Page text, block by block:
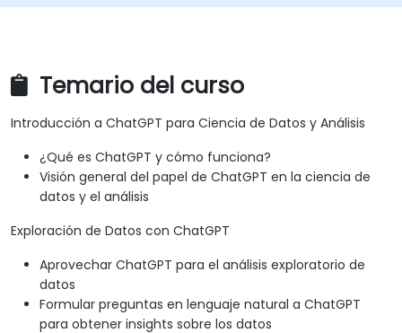
Temario del curso
Introducción a ChatGPT para Ciencia de Datos y Análisis
¿Qué es ChatGPT y cómo funciona?
Visión general del papel de ChatGPT en la ciencia de
datos y el análisis
Exploración de Datos con ChatGPT
Aprovechar ChatGPT para el análisis exploratorio de
datos
Formular preguntas en lenguaje natural a ChatGPT
para obtener insights sobre los datos